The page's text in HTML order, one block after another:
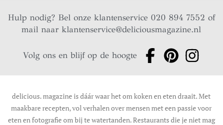
Hulp nodig? Bel onze klantenservice 020 894 7552 of
mail naarklantenservice@deliciousmagazine.nl
Volg ons en blijf op de hoogte
delicious. magazine is dáár waar het om koken en eten draait. Met
maakbare recepten, vol verhalen over mensen met een passie voor
eten en fotografie om bij te watertanden. Restaurants die je niet mag